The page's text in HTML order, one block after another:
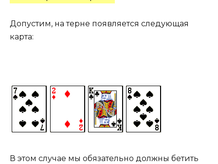
Допустим, на терне появляется следующая
карта:
В этом случае мы обязательно должны бетить